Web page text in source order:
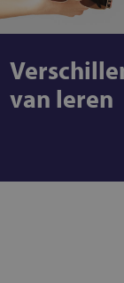
van leren